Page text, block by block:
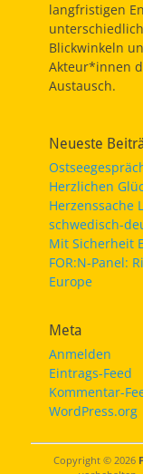
langfristigen
Blickwinkeln
Akteur*innen
Austausch.
Neueste
Herzlichen
Herzenssache
schwedisch-
Mit Sicherheit
FOR:N-Panel:
Europe
Meta
Anmelden
Eintrags-Feed
Kommentar-
WordPress.org
Copyright © 2026